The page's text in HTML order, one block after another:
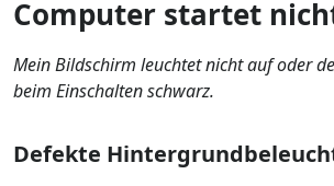
Computer startet
Mein Bildschirm leuchtet nicht auf oder
beim Einschalten schwarz.
Defekte